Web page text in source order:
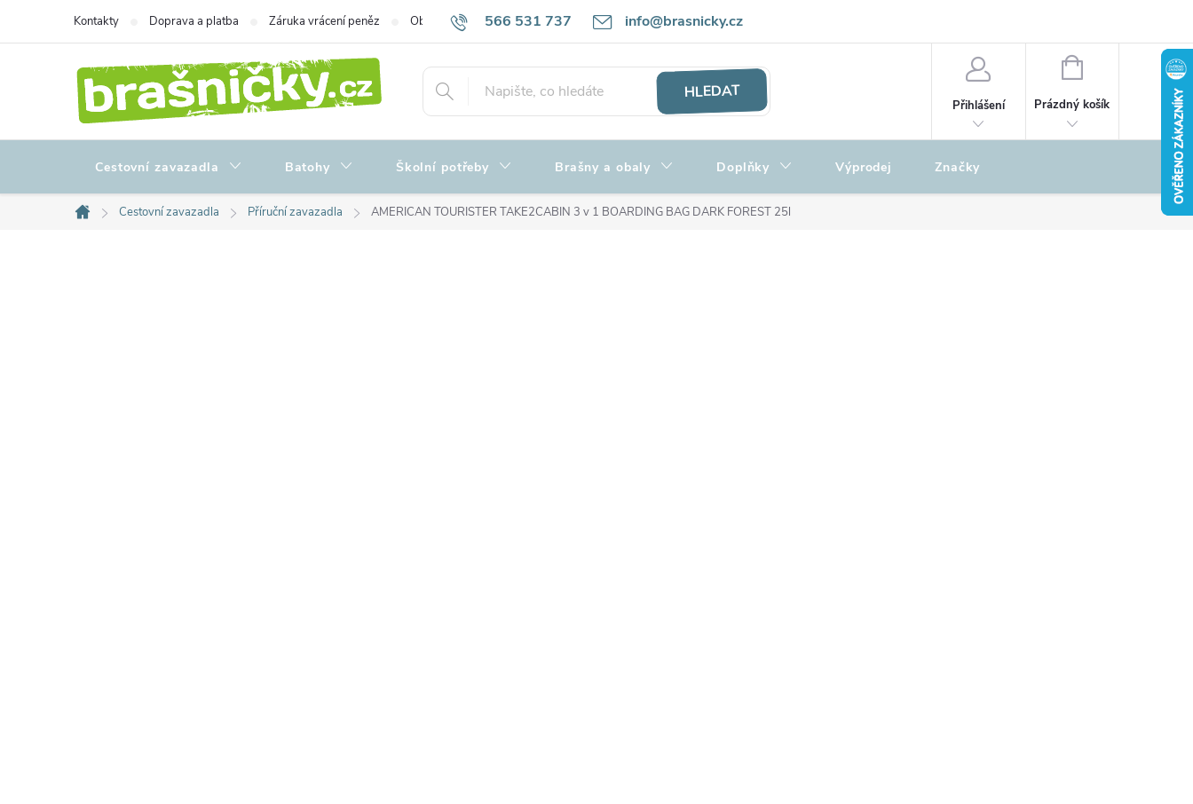
566 531 737 info@brasnicky.cz
Kontakty Doprava a platba Záruka vrácení peněz Obchodní podmínky Zpracování osobních údajů Hodnocení obchodu
HLEDAT
Přihlášení
NÁKUPNÍ
Prázdný košík
Cestovní zavazadla Batohy Školní potřeby Brašny a obaly Doplňky Výprodej Značky
Domů
Cestovní zavazadla Příruční zavazadla AMERICAN TOURISTER TAKE2CABIN 3 v 1 BOARDING BAG DARK FOREST 25l